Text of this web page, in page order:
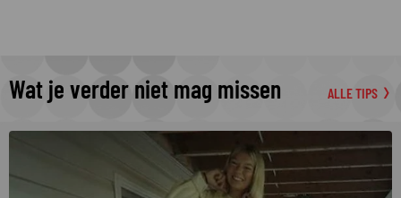
Wat je verder niet mag missen ALLE TIPS